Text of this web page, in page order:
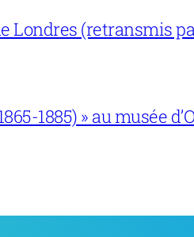
Londres (retransmis
1885) » au musée